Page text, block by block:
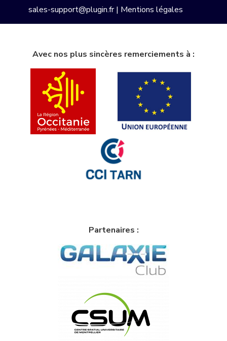
sales-support@plugin.fr| Mentions légales
Avec nos plus sincères remerciements à :
Partenaires :